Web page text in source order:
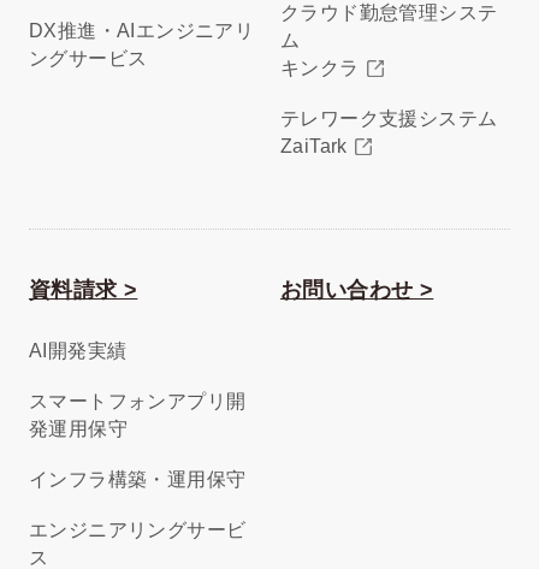
DX推進・AIエンジニアリ
ングサービス
クラウド勤怠管理システ
ム
キンクラ
テレワーク支援システム
ZaiTark
資料請求 >
AI開発実績
スマートフォンアプリ開
発運用保守
インフラ構築・運用保守
エンジニアリングサービ
ス
お問い合わせ >